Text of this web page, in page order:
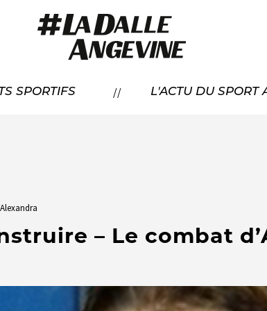
SPORTIFS // L'ACTU DU SPORT
– Le combat